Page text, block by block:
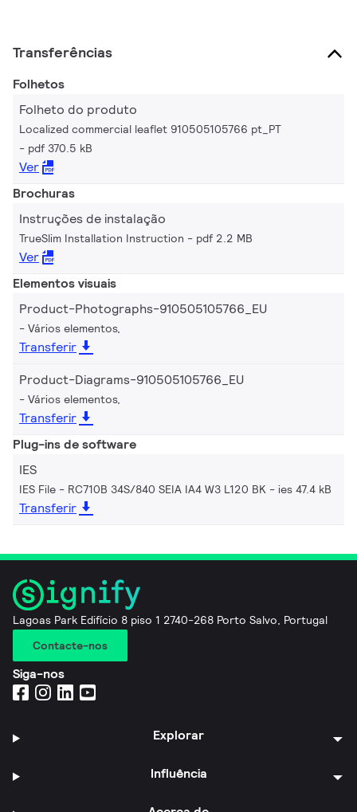
Transferências
Folhetos
Folheto do produto
Localized commercial leaflet 910505105766 pt_PT
pdf 370.5 kB
Ver
Brochuras
Instruções de instalação
TrueSlim Installation Instruction pdf 2.2 MB
Ver
Elementos visuais
Product-Photographs-910505105766_EU
Vários elementos,
Transferir
Product-Diagrams-910505105766_EU
Vários elementos,
Transferir
Plug-ins de software
IES
IES File - RC710B 34S/840 SEIA IA4 W3 L120 BK ies 47.4 kB
Transferir
Lagoas Park Edifício 8 piso 1 2740-268 Porto Salvo, Portugal
Contacte-nos
Siga-nos
Explorar
Influência